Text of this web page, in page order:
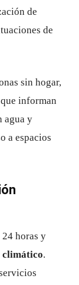
de
de
sin hogar,
informan
agua y
a espacios
horas y
.